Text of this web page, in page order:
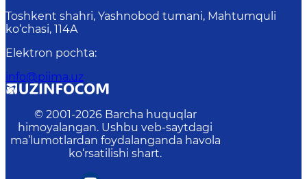
Toshkent shahri, Yashnobod tumani, Mahtumquli
ko‘chasi, 114A
Elektron pochta:
info@piima.uz
© 2001-2026 Barcha huquqlar
himoyalangan. Ushbu veb-saytdagi
ma’lumotlardan foydalanganda havola
ko‘rsatilishi shart.